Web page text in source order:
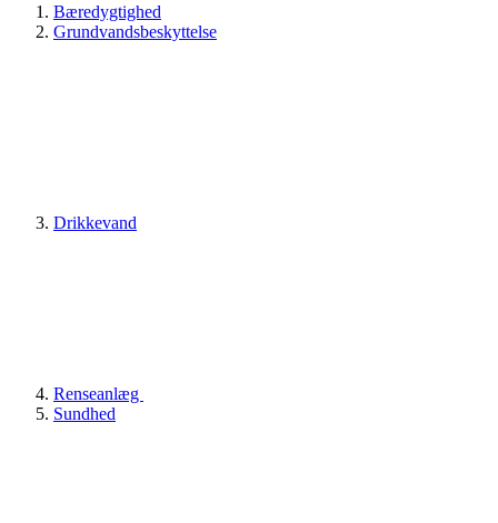
Bæredygtighed
Grundvandsbeskyttelse
Drikkevand
Renseanlæg
Sundhed